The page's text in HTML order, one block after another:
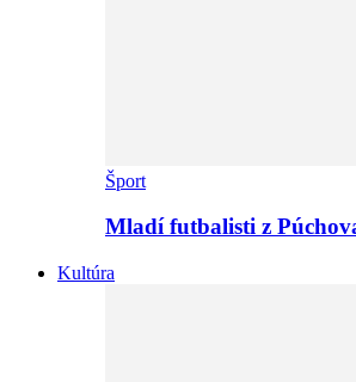
Šport
Mladí futbalisti z
Kultúra